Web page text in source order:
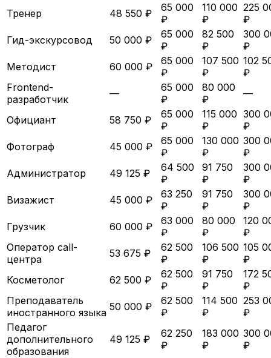
Тренер
48 550 ₽
65 000
₽
110 000
₽
225
₽
Гид-экскурсовод
50 000 ₽
65 000
₽
82 500
₽
300
₽
Методист
60 000 ₽
65 000
₽
107 500
₽
102
₽
Frontend-
разработчик
—
65 000
₽
80 000
₽
—
Официант 58 750 ₽
65 000
₽
115 000
₽
300
₽
Фотограф
45 000 ₽
65 000
₽
130 000
₽
300
₽
Администратор
49 125 ₽
64 500
₽
91 750
₽
300
₽
Визажист
45 000 ₽
63 250
₽
91 750
₽
300
₽
Грузчик
60 000 ₽
63 000
₽
80 000
₽
120
₽
Оператор call-
центра
53 675 ₽
62 500
₽
106 500
₽
105
₽
Косметолог
62 500 ₽
62 500
₽
91 750
₽
172
₽
Преподаватель
иностранного языка 50 000 ₽
62 500
₽
114 500
₽
253
₽
Педагог
дополнительного
образования
49 125 ₽
62 250
₽
183 000
₽
300
₽